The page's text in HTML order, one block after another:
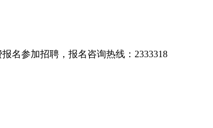
名参加招聘，报名咨询热线：2333318